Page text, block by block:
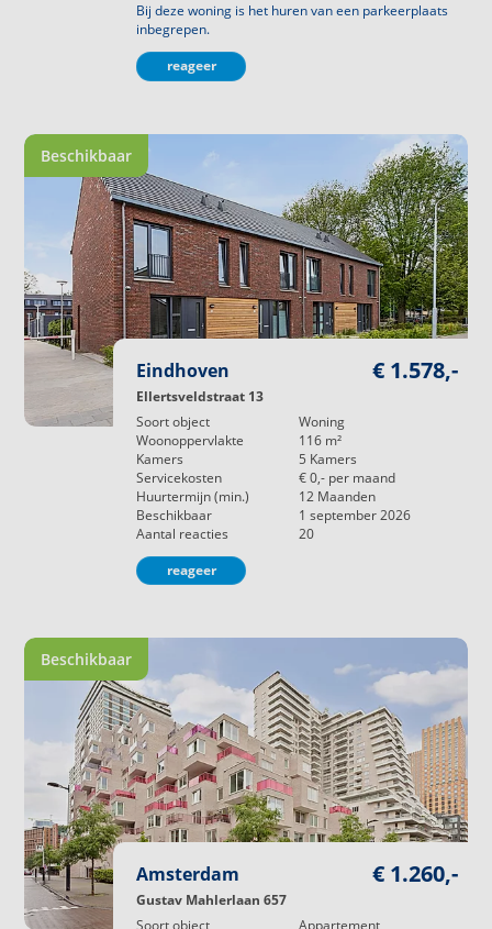
Bij deze woning is het huren van een parkeerplaats
inbegrepen.
reageer
Beschikbaar
Eindhoven
Ellertsveldstraat 13
€ 1.578,-
Soort object
Woning
Woonoppervlakte
116 m²
Kamers
5 Kamers
Servicekosten
€ 0,- per maand
Huurtermijn (min.)
12 Maanden
Beschikbaar
1 september 2026
Aantal reacties
20
reageer
Beschikbaar
Amsterdam
Gustav Mahlerlaan 657
€ 1.260,-